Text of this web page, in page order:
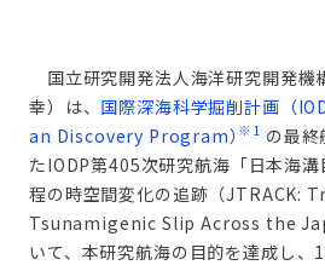
国立研究開発法人海洋研究開発
幸）は、 国際深海科学掘削計画（
an Discovery Program）※1 の最終
たIODP第405次研究航海「日本海
程の時空間変化の追跡（JTRACK:
Tsunamigenic Slip Across the
いて、本研究航海の目的を達成し、